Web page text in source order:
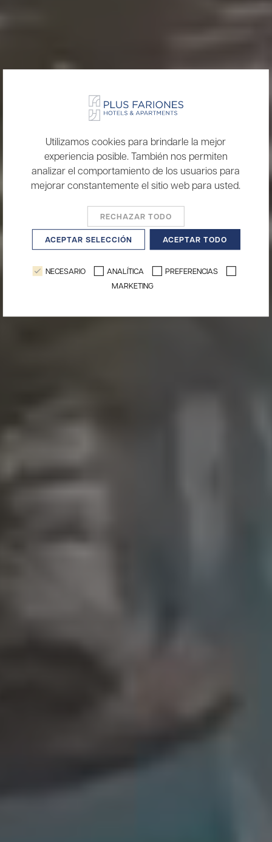
Utilizamos cookies para brindarle la mejor
experiencia posible. También nos permiten
analizar el comportamiento de los usuarios para
mejorar constantemente el sitio web para usted.
RECHAZAR TODO
ACEPTAR SELECCIÓN ACEPTAR TODO
NECESARIO ANALÍTICA
PREFERENCIAS
MARKETING